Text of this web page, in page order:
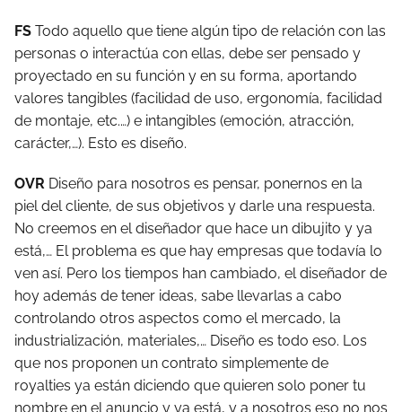
FS Todo aquello que tiene algún tipo de relación con las
personas o interactúa con ellas, debe ser pensado y
proyectado en su función y en su forma, aportando
valores tangibles (facilidad de uso, ergonomía, facilidad
de montaje, etc.…) e intangibles (emoción, atracción,
carácter,…). Esto es diseño.
OVR Diseño para nosotros es pensar, ponernos en la
piel del cliente, de sus objetivos y darle una respuesta.
No creemos en el diseñador que hace un dibujito y ya
está,… El problema es que hay empresas que todavía lo
ven así. Pero los tiempos han cambiado, el diseñador de
hoy además de tener ideas, sabe llevarlas a cabo
controlando otros aspectos como el mercado, la
industrialización, materiales,… Diseño es todo eso. Los
que nos proponen un contrato simplemente de
royalties ya están diciendo que quieren solo poner tu
nombre en el anuncio y ya está, y a nosotros eso no nos